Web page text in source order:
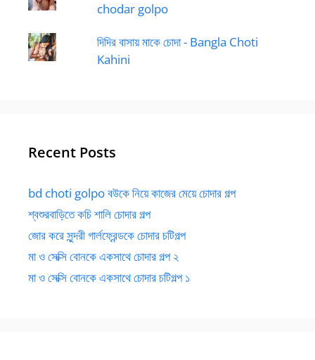
chodar golpo
দিদির বাসায় মাকে চোদা - Bangla Choti
Kahini
Recent Posts
bd choti golpo বউকে নিয়ে কাজের মেয়ে চোদার গল্প
শ্বশুরবাড়িতে কচি শালি চোদার গল্প
জোর করে সুন্দরী গার্লফ্রেন্ডকে চোদার চটিগল্প
মা ও সেক্সি বোনকে একসাথে চোদার গল্প ২
মা ও সেক্সি বোনকে একসাথে চোদার চটিগল্প ১